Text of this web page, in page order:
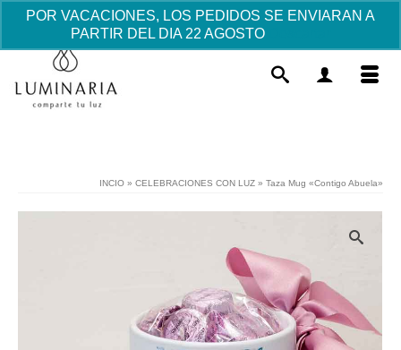
POR VACACIONES, LOS PEDIDOS SE ENVIARAN A
PARTIR DEL DIA 22 AGOSTO
INCIO » CELEBRACIONES CON LUZ » Taza Mug «Contigo Abuela»
Colgante Aro Profesora Catequista
31.53€ + AÑADIR
tiene